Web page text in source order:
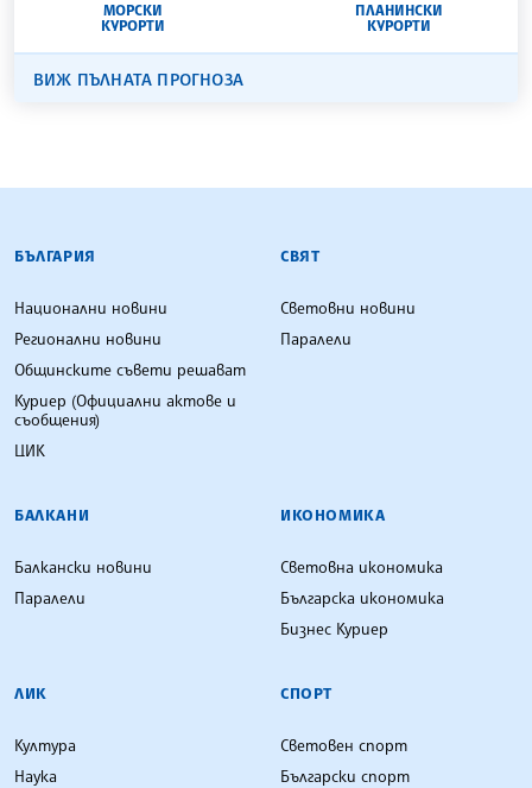
МОРСКИ
КУРОРТИ
ПЛАНИНСКИ
КУРОРТИ
ВИЖ ПЪЛНАТА ПРОГНОЗА
БЪЛГАРСКА ТЕЛЕГРАФНА АГЕНЦИЯ
БЪЛГАРИЯ
Национални новини
Регионални новини
Общинските съвети решават
Куриер (Официални актове и
съобщения)
ЦИК
СВЯТ
Световни новини
Паралели
БАЛКАНИ
Балкански новини
Паралели
ИКОНОМИКА
Световна икономика
Българска икономика
Бизнес Куриер
ЛИК
Култура
Наука
СПОРТ
Световен спорт
Български спорт